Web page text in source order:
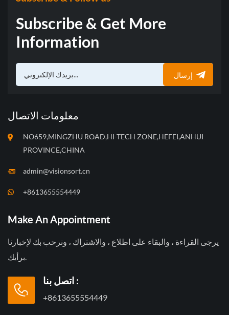
Subscribe & Get More
Information
إرسال
معلومات الاتصال
NO659,MINGZHU ROAD,HI-TECH ZONE,HEFEI,ANHUI
PROVINCE,CHINA
admin@visionsort.cn
+8613655554449
Make An Appointment
يرجى القراءة ، والبقاء على اطلاع ، والاشتراك ، ونرحب بك لإخبارنا
برأيك.
اتصل بنا :
+8613655554449